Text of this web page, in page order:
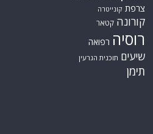
צרפת קונייטרה
קורונה קטאר
רוסיה רפואה
שיעים תוכנית הגרעין
תימן